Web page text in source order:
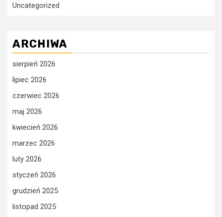
Uncategorized
ARCHIWA
sierpień 2026
lipiec 2026
czerwiec 2026
maj 2026
kwiecień 2026
marzec 2026
luty 2026
styczeń 2026
grudzień 2025
listopad 2025